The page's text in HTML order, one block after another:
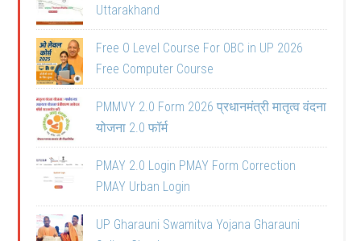
Uttarakhand
Free O Level Course For OBC in UP 2026
Free Computer Course
PMMVY 2.0 Form 2026 प्रधानमंत्री मातृत्व वंदना
योजना 2.0 फॉर्म
PMAY 2.0 Login PMAY Form Correction
PMAY Urban Login
UP Gharauni Swamitva Yojana Gharauni